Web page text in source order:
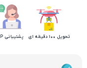
تحویل 100 دقیقه ای پشتیبانی VIP